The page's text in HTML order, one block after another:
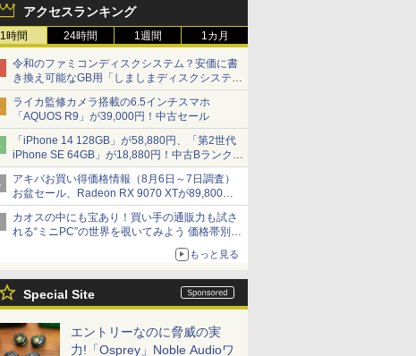
アクセスランキング
1時間 24時間 1週間 1カ月
令和のファミコンディスクシステム？安価に書
き換え可能なGB用「しましまディスクシステ
ム」
ライカ監修カメラ搭載の6.5インチスマホ
「AQUOS R9」が39,000円！中古セール
「iPhone 14 128GB」が58,880円、「第2世代
iPhone SE 64GB」が18,880円！中古Bランク品
セール
アキバお買い得価格情報（8月6日～7日調査）
お盆セール、Radeon RX 9070 XTが89,800
円、水平周波数24.8kHz対応の17型モニターが
9,801円、暑さ指数連動セール ほか
カオスの中にも宝あり！買い手の通販力も試さ
れる“ミニPC”の世界を覗いてみよう 価格帯別に
仕様や特徴を整理、11製品をピックアップ text
もっと見る
Special Site
エントリーなのに脅威の実
力!「Osprey」Noble Audioワ